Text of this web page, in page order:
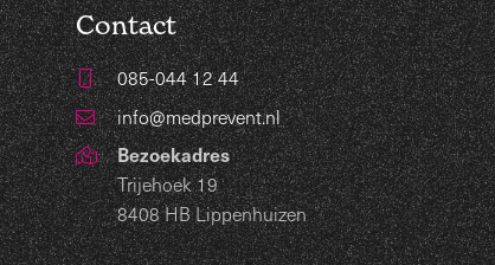
Contact
085-044 12 44
info@medprevent.nl
Bezoekadres
Trijehoek 19
8408 HB Lippenhuizen